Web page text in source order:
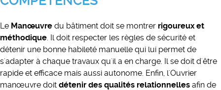
Le Manœuvre du bâtiment doit se montrer rigoureux et
méthodique. Il doit respecter les règles de sécurité et
détenir une bonne habileté manuelle qui lui permet de
s'adapter à chaque travaux qu'il a en charge. Il se doit d'être
rapide et efficace mais aussi autonome. Enfin, l'Ouvrier
manœuvre doit détenir des qualités relationnelles afin de